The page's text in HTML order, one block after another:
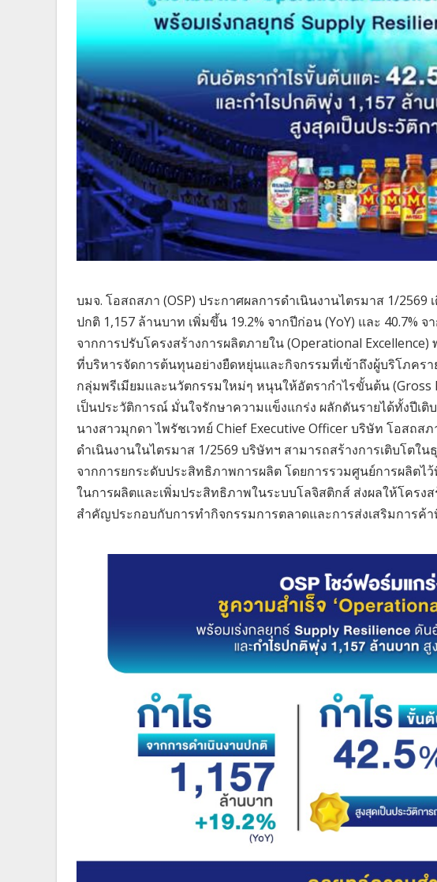
บมจ. โอสถสภา (OSP) ประกาศผลการดำเนินงานไตรมาส 1/2569
ปกติ 1,157 ล้านบาท เพิ่มขึ้น 19.2% จากปีก่อน (YoY) และ 40.7%
จากการปรับโครงสร้างการผลิตภายใน (Operational
ที่บริหารจัดการต้นทุนอย่างยืดหยุ่นและกิจกรรมที่เข้าถึงผู้บริโภค
กลุ่มพรีเมียมและนวัตกรรมใหม่ๆ หนุนให้อัตรากำไรขั้นต้น (Gross
เป็นประวัติการณ์ มั่นใจรักษาความแข็งแกร่ง ผลักดันรายได้ทั้งปีเติ
นางสาวมุกดา ไพรัชเวทย์ Chief Executive Officer บริษัท โอสถสภ
ดำเนินงานในไตรมาส 1/2569 บริษัทฯ สามารถสร้างการเติบโตใ
จากการยกระดับประสิทธิภาพการผลิต โดยการรวมศูนย์การผลิตไ
ในการผลิตและเพิ่มประสิทธิภาพในระบบโลจิสติกส์ ส่งผลให้โคร
สำคัญประกอบกับการทำกิจกรรมการตลาดและการส่งเสริมการค้